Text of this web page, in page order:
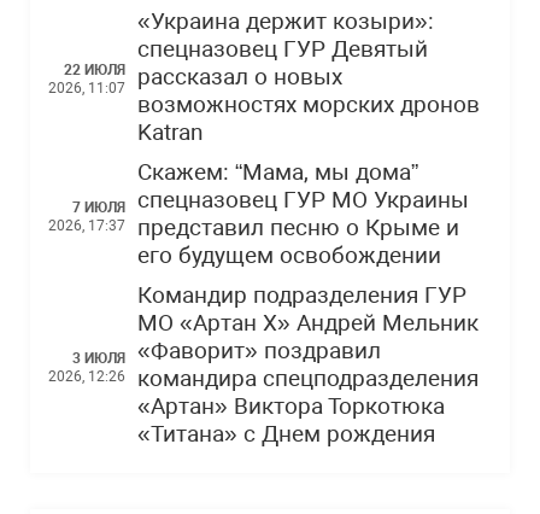
22 ИЮЛЯ
2026, 11:07
«Украина держит козыри»:
спецназовец ГУР Девятый
рассказал о новых
возможностях морских дронов
Katran
7 ИЮЛЯ
2026, 17:37
Скажем: “Мама, мы дома”
спецназовец ГУР МО Украины
представил песню о Крыме и
его будущем освобождении
3 ИЮЛЯ
2026, 12:26
Командир подразделения ГУР
МО «Артан Х» Андрей Мельник
«Фаворит» поздравил
командира спецподразделения
«Артан» Виктора Торкотюка
«Титана» с Днем рождения